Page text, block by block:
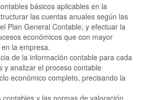
básicos aplicables en la
las cuentas anuales según las
Plan General Contable, y efectuar la
económicos que con mayor
la empresa.
de la información contable para cada
y analizar el proceso contable
económico completo, precisando la
y las normas de valoración